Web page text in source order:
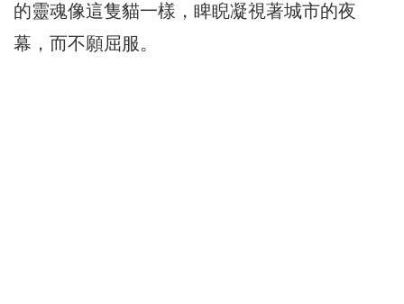
的靈魂像這隻貓一樣，睥睨凝視著城市的夜
幕，而不願屈服。